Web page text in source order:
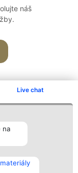
Live chat
na
náš